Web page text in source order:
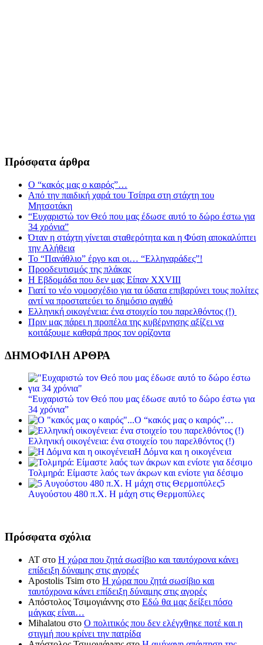
Πρόσφατα άρθρα
Ο “κακός μας ο καιρός”…
Από την παιδική χαρά του Τσίπρα στη στάχτη του
Μητσοτάκη
“Ευχαριστώ τον Θεό που μας έδωσε αυτό το δώρο έστω για
34 χρόνια”
Όταν η στάχτη γίνεται σταθερότητα και η Φύση αποκαλύπτει
την Αλήθεια
Το “Πανάθλιο” έργο και οι… “Ελληναράδες”!
Προοδευτισμός της πλάκας
Η Εβδομάδα που δεν μας Είπαν XXVIII
Γιατί το νέο νομοσχέδιο για τα ύδατα επιβαρύνει τους πολίτες
αντί να προστατεύει το δημόσιο αγαθό
Ελληνική οικογένεια: ένα στοιχείο του παρελθόντος (!)
Πριν μας πάρει η προπέλα της κυβέρνησης αξίζει να
κοιτάξουμε καθαρά προς τον ορίζοντα
ΔΗΜΟΦΙΛΗ ΑΡΘΡΑ
“Ευχαριστώ τον Θεό που μας έδωσε αυτό το δώρο έστω για
34 χρόνια”
Ο “κακός μας ο καιρός”…
Ελληνική οικογένεια: ένα στοιχείο του παρελθόντος (!)
Η Δόμνα και η οικογένεια
Τολμηρά: Είμαστε λαός των άκρων και ενίοτε για δέσιμο
5
Αυγούστου 480 π.Χ. Η μάχη στις Θερμοπύλες
Πρόσφατα σχόλια
ΑΤ στο Η χώρα που ζητά σωσίβιο και ταυτόχρονα κάνει
επίδειξη δύναμης στις αγορές
Apostolis Tsim στο Η χώρα που ζητά σωσίβιο και
ταυτόχρονα κάνει επίδειξη δύναμης στις αγορές
Απόστολος Τσιμογιάννης στο Εδώ θα μας δείξει πόσο
μάγκας είναι…
Mihalatou στο Ο πολιτικός που δεν ελέγχθηκε ποτέ και η
στιγμή που κρίνει την πατρίδα